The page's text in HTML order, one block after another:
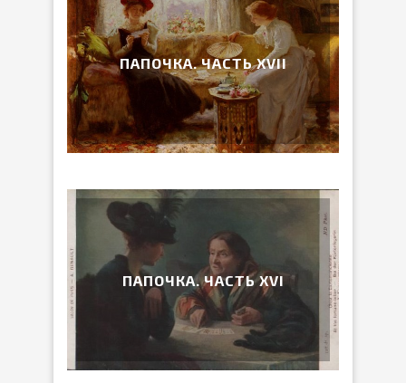
ПАПОЧКА. ЧАСТЬ ХVII
ПАПОЧКА. ЧАСТЬ ХVI